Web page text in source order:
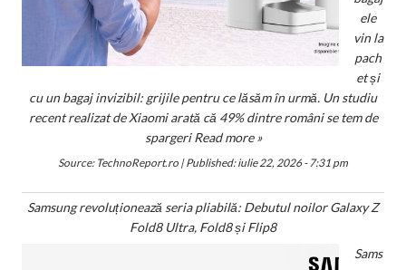
ele
vin la
pach
et și
cu un bagaj invizibil: grijile pentru ce lăsăm în urmă. Un studiu
recent realizat de Xiaomi arată că 49% dintre români se tem de
spargeriRead more »
Source: TechnoReport.ro |Published:iulie 22, 2026 - 7:31 pm
Samsung revoluționează seria pliabilă: Debutul noilor Galaxy Z
Fold8 Ultra, Fold8 și Flip8
Sams